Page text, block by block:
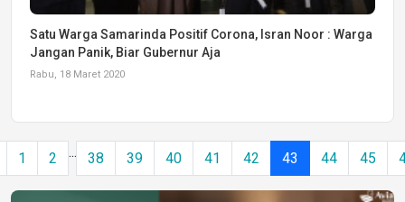
Satu Warga Samarinda Positif Corona, Isran Noor : Warga
Jangan Panik, Biar Gubernur Aja
Rabu, 18 Maret 2020
1 2 ... 38 39 40 41 42 43 44 45